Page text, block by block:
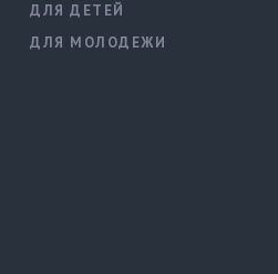
ДЛЯ ДЕТЕЙ
ДЛЯ МОЛОДЕЖИ